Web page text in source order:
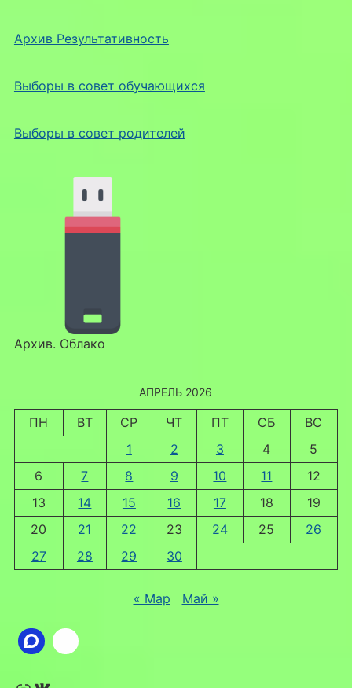
Архив Результативность
Выборы в совет обучающихся
Выборы в совет родителей
Архив. Облако
АПРЕЛЬ 2026
ПН ВТ СР ЧТ ПТ СБ
ВС
1
2 3 4
5
6
7 8 9 10 11
12
13
14 15 16 17 18
19
20
21 22 23 24 25
26
27
28 29 30
« Мар Май »
Ссылка